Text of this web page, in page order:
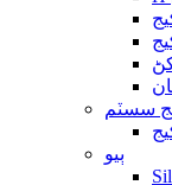
سسٽم
ٻيو